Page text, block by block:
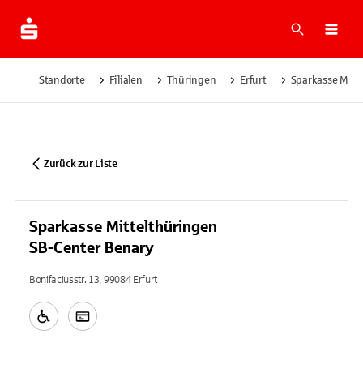
Suche
Standorte Filialen Thüringen Erfurt Sparkasse
Zurück zur Liste
Sparkasse Mittelthüringen
SB-Center Benary
Bonifaciusstr. 13, 99084 Erfurt